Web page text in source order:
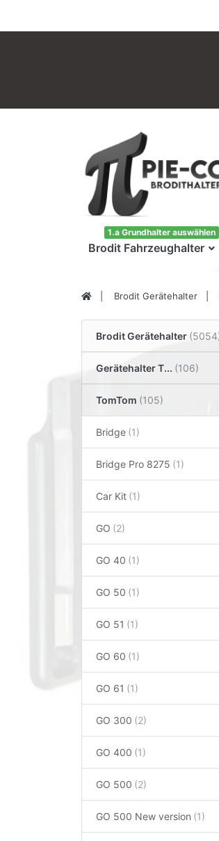
Brodit Fahrzeughalter
1.a Grundhalter auswählen
Brodit Gerätehalter
Brodit Gerätehalter
Gerätehalter T...
TomTom
Bridge
Bridge Pro 8275
Car Kit
GO
GO 40
GO 50
GO 51
GO 60
GO 61
GO 300
GO 400
GO 500
GO 500 New version